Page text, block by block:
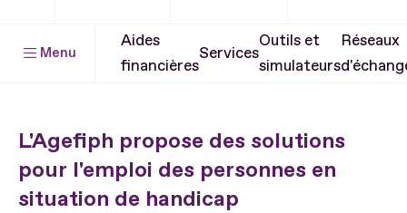
Menu
Aides
financières
Services
Outils et
simulateurs
Réseaux
L'Agefiph propose des solutions
pour l'emploi des personnes en
situation de handicap